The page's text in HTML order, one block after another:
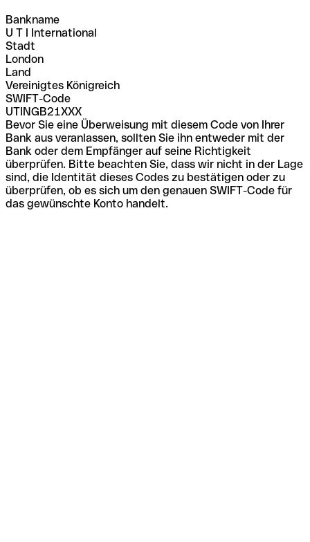
Bankname
U T I International
Stadt
London
Land
Vereinigtes Königreich
SWIFT-Code
UTINGB21XXX
Bevor Sie eine Überweisung mit diesem Code von Ihrer
Bank aus veranlassen, sollten Sie ihn entweder mit der
Bank oder dem Empfänger auf seine Richtigkeit
überprüfen. Bitte beachten Sie, dass wir nicht in der Lage
sind, die Identität dieses Codes zu bestätigen oder zu
überprüfen, ob es sich um den genauen SWIFT-Code für
das gewünschte Konto handelt.